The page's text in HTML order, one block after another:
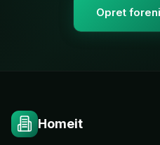
Opret
Homeit